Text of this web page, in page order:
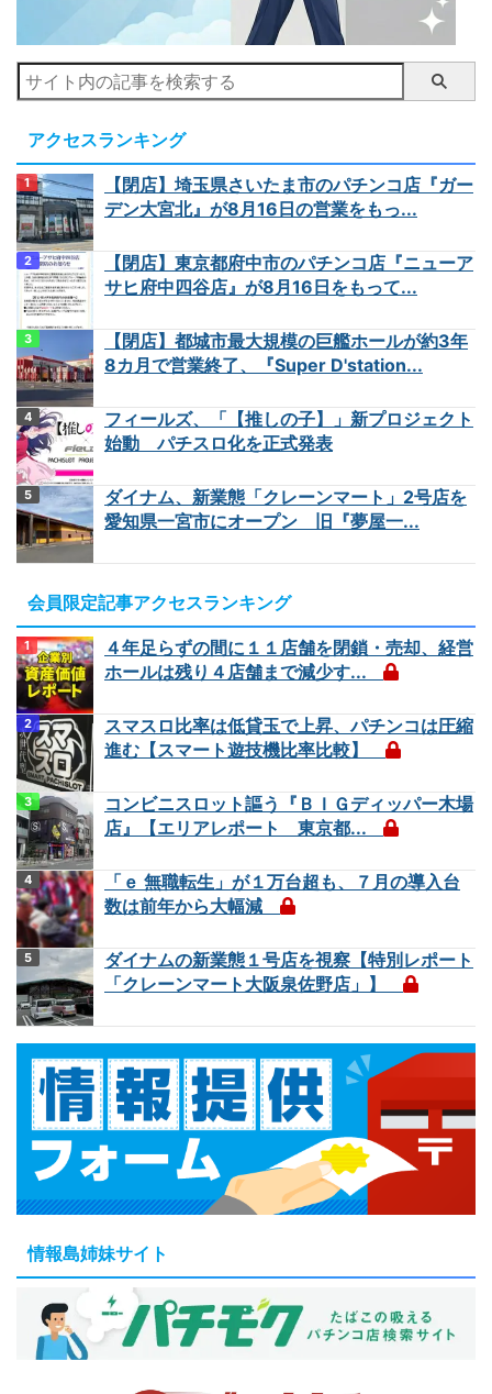
アクセスランキング
【閉店】埼玉県さいたま市のパチンコ店『ガー
デン大宮北』が8月16日の営業をもっ...
【閉店】東京都府中市のパチンコ店『ニューア
サヒ府中四谷店』が8月16日をもって...
【閉店】都城市最大規模の巨艦ホールが約3年
8カ月で営業終了、『Super D'station...
フィールズ、「【推しの子】」新プロジェクト
始動 パチスロ化を正式発表
ダイナム、新業態「クレーンマート」2号店を
愛知県一宮市にオープン 旧『夢屋一...
会員限定記事アクセスランキング
４年足らずの間に１１店舗を閉鎖・売却、経営
ホールは残り４店舗まで減少す...
スマスロ比率は低貸玉で上昇、パチンコは圧縮
進む【スマート遊技機比率比較】
コンビニスロット謳う『ＢＩＧディッパー木場
店』【エリアレポート 東京都...
「ｅ 無職転生」が１万台超も、７月の導入台
数は前年から大幅減
ダイナムの新業態１号店を視察【特別レポート
「クレーンマート大阪泉佐野店」】
情報島姉妹サイト